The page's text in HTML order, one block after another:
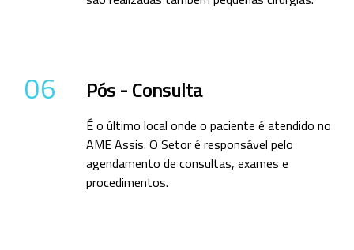
06 Pós - Consulta
É o último local onde o paciente é atendido no
AME Assis. O Setor é responsável pelo
agendamento de consultas, exames e
procedimentos.